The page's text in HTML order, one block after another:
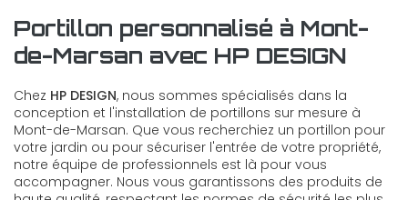
Portillon personnalisé à Mont-
de-Marsan avec HP DESIGN
Chez HP DESIGN, nous sommes spécialisés dans la
conception et l'installation de portillons sur mesure à
Mont-de-Marsan. Que vous recherchiez un portillon pour
votre jardin ou pour sécuriser l'entrée de votre propriété,
notre équipe de professionnels est là pour vous
accompagner. Nous vous garantissons des produits de